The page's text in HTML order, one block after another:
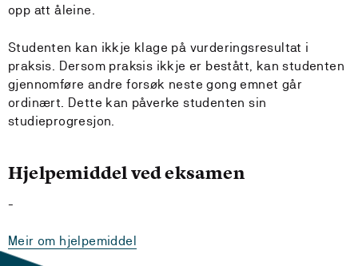
opp att åleine.
Studenten kan ikkje klage på vurderingsresultat i
praksis. Dersom praksis ikkje er bestått, kan studenten
gjennomføre andre forsøk neste gong emnet går
ordinært. Dette kan påverke studenten sin
studieprogresjon.
Hjelpemiddel ved eksamen
-
Meir om hjelpemiddel